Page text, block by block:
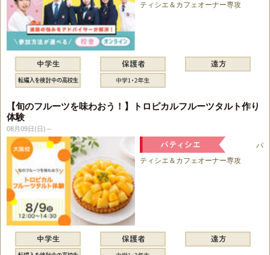
ティシエ＆カフェオーナー専攻
【旬のフルーツを味わおう！】トロピカルフルーツタルト作り
体験
08月09日(日)～
パ
ティシエ＆カフェオーナー専攻